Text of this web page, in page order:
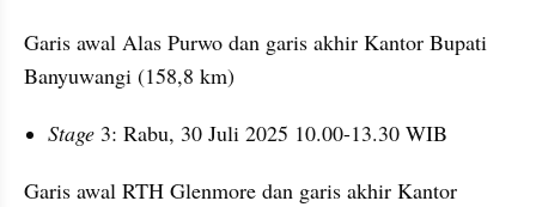
Garis awal Alas Purwo dan garis akhir Kantor Bupati
Banyuwangi (158,8 km)
Stage 3: Rabu, 30 Juli 2025 10.00-13.30 WIB
Garis awal RTH Glenmore dan garis akhir Kantor